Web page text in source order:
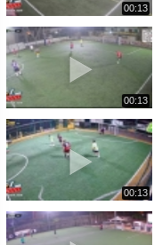
00:13
00:13
00:13